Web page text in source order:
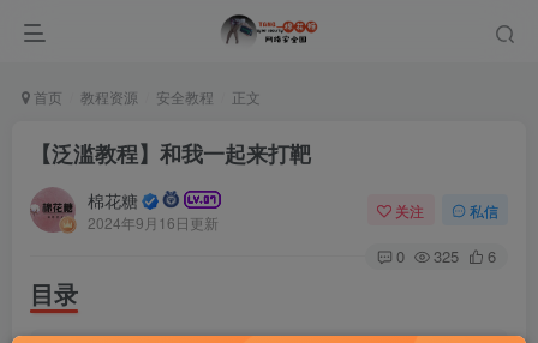
首页 教程资源 安全教程 正文
【泛滥教程】和我一起来打靶
棉花糖
2024年9月16日更新
关注 私信
0 325 6
目录